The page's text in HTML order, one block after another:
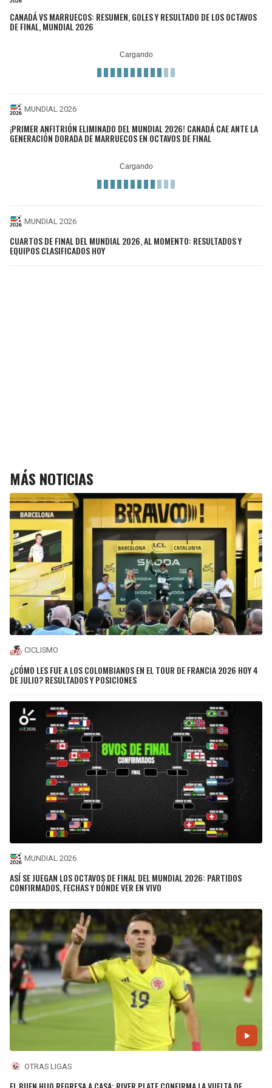
CANADÁ VS MARRUECOS: RESUMEN, GOLES Y RESULTADO DE LOS OCTAVOS
DE FINAL, MUNDIAL 2026
MUNDIAL 2026
¡PRIMER ANFITRIÓN ELIMINADO DEL MUNDIAL 2026! CANADÁ CAE ANTE LA
GENERACIÓN DORADA DE MARRUECOS EN OCTAVOS DE FINAL
MUNDIAL 2026
CUARTOS DE FINAL DEL MUNDIAL 2026, AL MOMENTO: RESULTADOS Y
EQUIPOS CLASIFICADOS HOY
MÁS NOTICIAS
CICLISMO
¿CÓMO LES FUE A LOS COLOMBIANOS EN EL TOUR DE FRANCIA 2026 HOY 4
DE JULIO? RESULTADOS Y POSICIONES
MUNDIAL 2026
ASÍ SE JUEGAN LOS OCTAVOS DE FINAL DEL MUNDIAL 2026: PARTIDOS
CONFIRMADOS, FECHAS Y DÓNDE VER EN VIVO
OTRAS LIGAS